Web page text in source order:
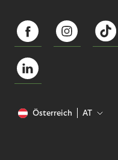
Österreich AT